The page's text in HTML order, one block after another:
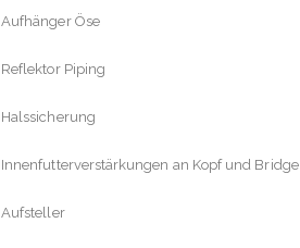
Aufhänger Öse
Reflektor Piping
Halssicherung
Innenfutterverstärkungen an Kopf und Bridge
Aufsteller